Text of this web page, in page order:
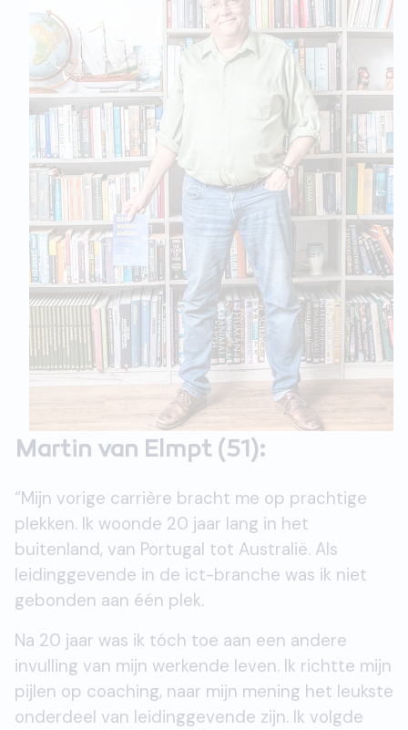
Martin van Elmpt (51):
“Mijn vorige carrière bracht me op prachtige
plekken. Ik woonde 20 jaar lang in het
buitenland, van Portugal tot Australië. Als
leidinggevende in de ict-branche was ik niet
gebonden aan één plek.
Na 20 jaar was ik tóch toe aan een andere
invulling van mijn werkende leven. Ik richtte mijn
pijlen op coaching, naar mijn mening het leukste
onderdeel van leidinggevende zijn. Ik volgde